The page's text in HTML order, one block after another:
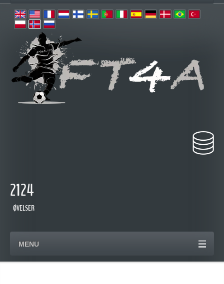
2124
ØVELSER
MENU